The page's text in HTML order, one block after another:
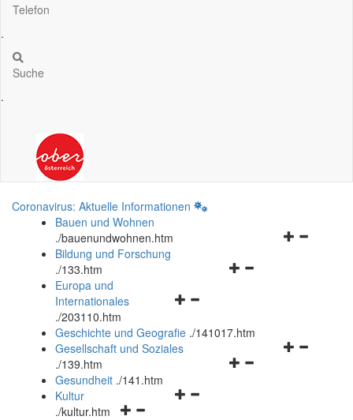
Telefon
.
Suche
.
Coronavirus: Aktuelle Informationen
Bauen und Wohnen
./bauenundwohnen.htm
Navigationsmenü
Bildung und Forschung
./133.htm
Navigationsmenü
und
schließen
Europa und
Internationales
./203110.htm
Geschichte und Geografie ./141017.htm
Navigationsmenü
Gesellschaft und Soziales
./139.htm
Navigationsmenü
Gesundheit ./141.htm
Navigationsmenü
Kultur
./kultur.htm